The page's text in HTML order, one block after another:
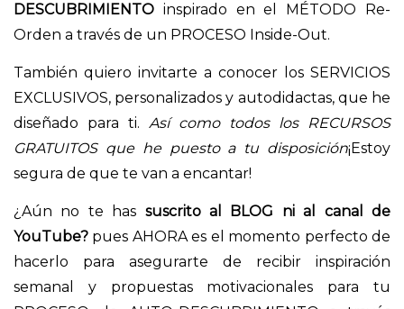
DESCUBRIMIENTO inspirado en el MÉTODO Re-
Orden a través de un PROCESO Inside-Out.
También quiero invitarte a conocer los SERVICIOS
EXCLUSIVOS, personalizados y autodidactas, que he
diseñado para ti. Así como todos los RECURSOS
GRATUITOS que he puesto a tu disposición¡Estoy
segura de que te van a encantar!
¿Aún no te has suscrito al BLOG ni al
canal de
YouTube? pues AHORA es el momento perfecto de
hacerlo para asegurarte de recibir inspiración
semanal y propuestas motivacionales para tu